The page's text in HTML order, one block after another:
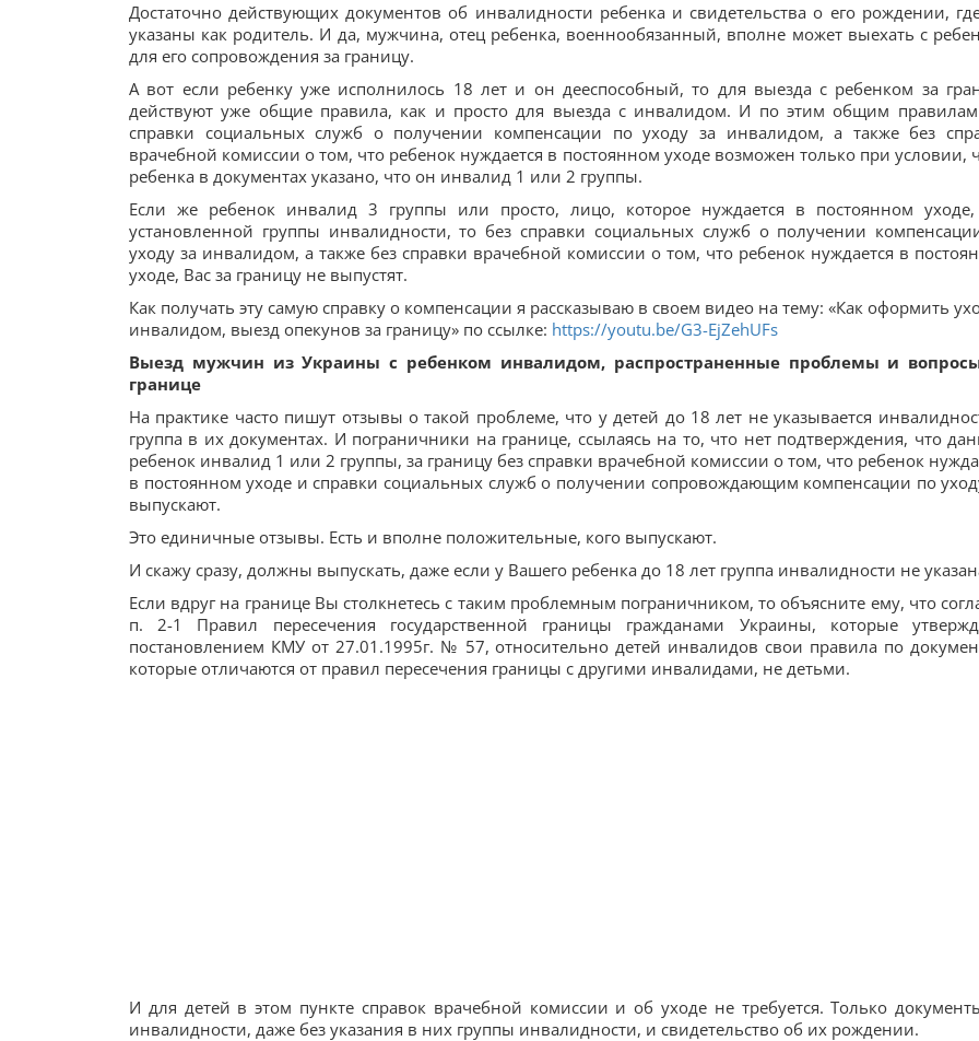
Достаточно действующих документов об инвалидности ребенка и свидетельства о его рождении,
указаны как родитель. И да, мужчина, отец ребенка, военнообязанный, вполне может выехать с
для его сопровождения за границу.
А вот если ребенку уже исполнилось 18 лет и он дееспособный, то для выезда с ребенком за
действуют уже общие правила, как и просто для выезда с инвалидом. И по этим общим
справки социальных служб о получении компенсации по уходу за инвалидом, а также без
врачебной комиссии о том, что ребенок нуждается в постоянном уходе возможен только при условии,
ребенка в документах указано, что он инвалид 1 или 2 группы.
Если же ребенок инвалид 3 группы или просто, лицо, которое нуждается в постоянном
установленной группы инвалидности, то без справки социальных служб о получении
уходу за инвалидом, а также без справки врачебной комиссии о том, что ребенок нуждается в
уходе, Вас за границу не выпустят.
Как получать эту самую справку о компенсации я рассказываю в своем видео на тему: «Как оформить
инвалидом, выезд опекунов за границу» по ссылке: https://youtu.be/G3-EjZehUFs
Выезд мужчин из Украины с ребенком инвалидом, распространенные проблемы и
границе
На практике часто пишут отзывы о такой проблеме, что у детей до 18 лет не указывается
группа в их документах. И пограничники на границе, ссылаясь на то, что нет подтверждения, что
ребенок инвалид 1 или 2 группы, за границу без справки врачебной комиссии о том, что ребенок
в постоянном уходе и справки социальных служб о получении сопровождающим компенсации по
выпускают.
Это единичные отзывы. Есть и вполне положительные, кого выпускают.
И скажу сразу, должны выпускать, даже если у Вашего ребенка до 18 лет группа инвалидности не
Если вдруг на границе Вы столкнетесь с таким проблемным пограничником, то объясните ему, что
п. 2-1 Правил пересечения государственной границы гражданами Украины, которые
постановлением КМУ от 27.01.1995г. № 57, относительно детей инвалидов свои правила по
которые отличаются от правил пересечения границы с другими инвалидами, не детьми.
И для детей в этом пункте справок врачебной комиссии и об уходе не требуется. Только
инвалидности, даже без указания в них группы инвалидности, и свидетельство об их рождении.